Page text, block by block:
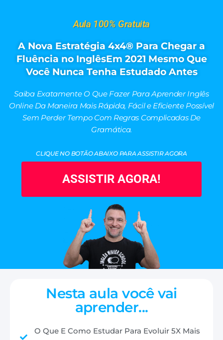
Aula 100% Gratuita
A Nova Estratégia 4x4®​​​​​​​ Para Chegar a
Fluência no Inglês ​​​​​​​Em 2021 Mesmo Que
Você Nunca Tenha Estudado Antes
Saiba Exatamente O Que Fazer Para Aprender Inglês
Online Da Maneira Mais Rápida, Fácil e Eficiente Possível
Sem Perder Tempo Com Regras Complicadas De
Gramática.
CLIQUE NO BOTÃO ABAIXO PARA ASSISTIR AGORA
ASSISTIR AGORA!
Nesta aula você vai
aprender...
O Que E Como Estudar Para Evoluir 5X Mais